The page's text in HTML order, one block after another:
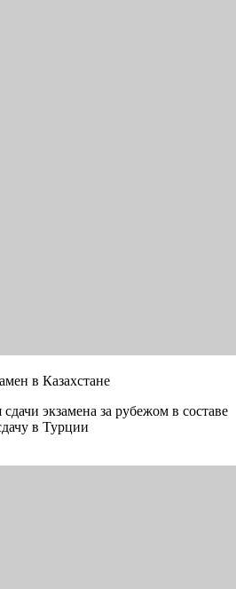
в Казахстане
экзамена за рубежом в составе
в Турции